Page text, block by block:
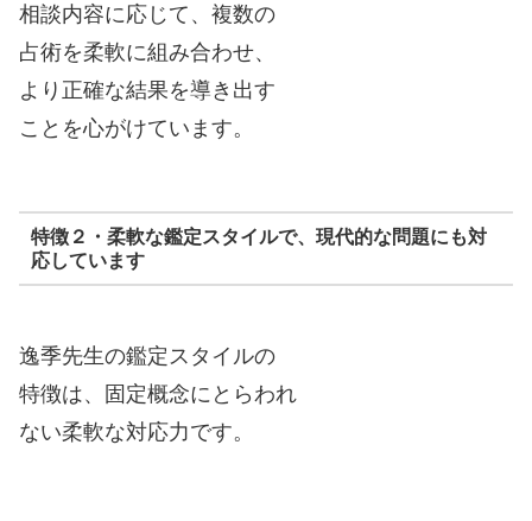
相談内容に応じて、複数の
占術を柔軟に組み合わせ、
より正確な結果を導き出す
ことを心がけています。
特徴２・柔軟な鑑定スタイルで、現代的な問題にも対
応しています
逸季先生の鑑定スタイルの
特徴は、固定概念にとらわれ
ない柔軟な対応力です。